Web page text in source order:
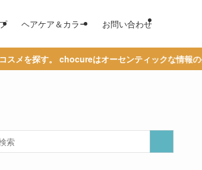
ヘアケア＆カラー お問い合わせ
はオーセンティックな情報の発信を通じて